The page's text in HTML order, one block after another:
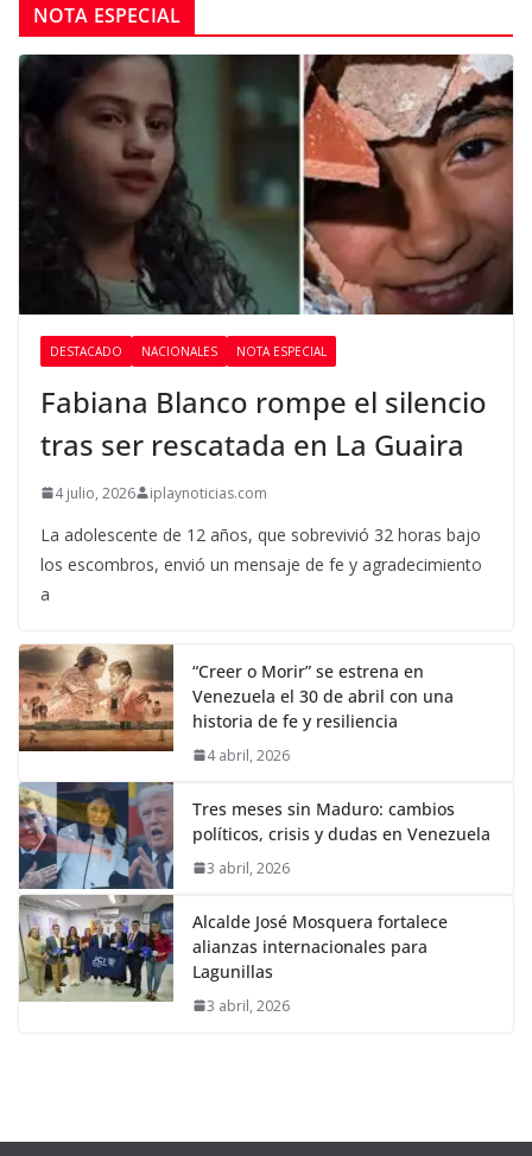
NOTA ESPECIAL
DESTACADO NACIONALES NOTA ESPECIAL
Fabiana Blanco rompe el silencio
tras ser rescatada en La Guaira
4 julio, 2026 iplaynoticias.com
La adolescente de 12 años, que sobrevivió 32 horas bajo
los escombros, envió un mensaje de fe y agradecimiento
a
“Creer o Morir” se estrena en
Venezuela el 30 de abril con una
historia de fe y resiliencia
4 abril, 2026
Tres meses sin Maduro: cambios
políticos, crisis y dudas en Venezuela
3 abril, 2026
Alcalde José Mosquera fortalece
alianzas internacionales para
Lagunillas
3 abril, 2026